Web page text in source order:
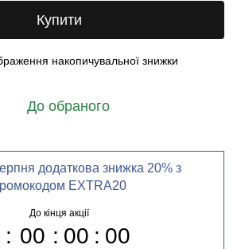
Купити
накопичувальної знижки
До обраного
додаткова знижка 20% з
EXTRA20
До кінця акції
00 00 00